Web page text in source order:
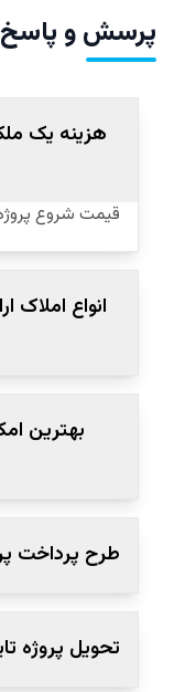
پرسش و پاسخ
هزینه یک
قیمت شروع پروژه
انواع املاک
بهترین
طرح پرداخت
تحویل پروژه